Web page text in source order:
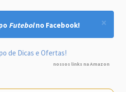
×
Futebolno Facebook!
de Dicas e Ofertas!
nossos links na Amazon